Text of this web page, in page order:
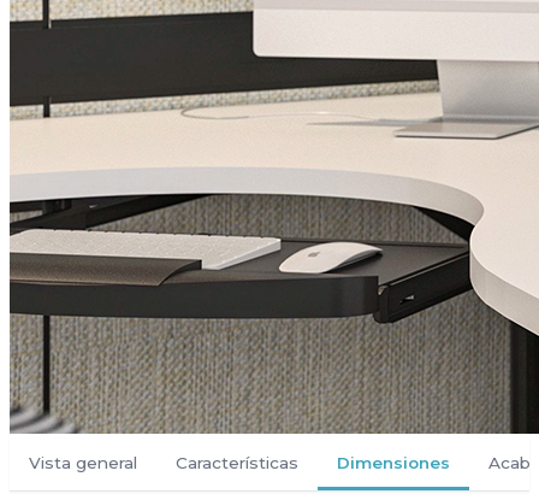
Vista general Características Dimensiones